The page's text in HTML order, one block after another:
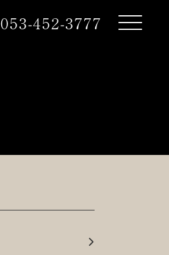
053-452-3777